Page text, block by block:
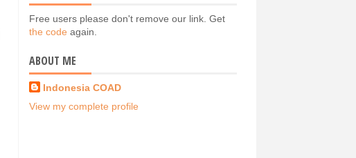
Free users please don't remove our link. Get
the code again.
ABOUT ME
Indonesia COAD
View my complete profile